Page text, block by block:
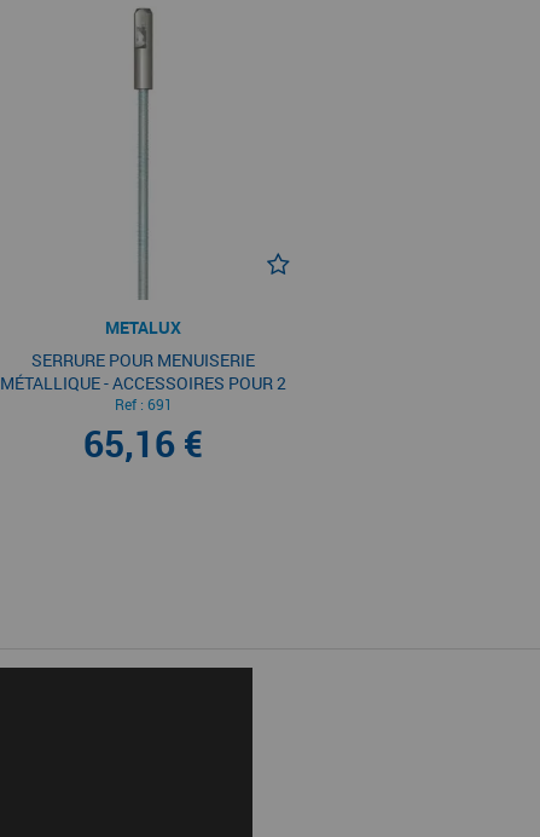
METALUX
SERRURE POUR MENUISERIE
MÉTALLIQUE - ACCESSOIRES POUR 2
ET 3 POINTS MÉTALUX
Ref : 691
65,16 €